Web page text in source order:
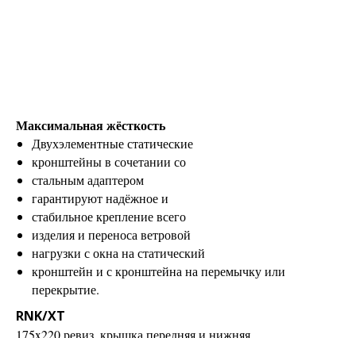
Максимальная жёсткость
Двухэлементные статические
кронштейны в сочетании со
стальным адаптером
гарантируют надёжное и
стабильное крепление всего
изделия и переноса ветровой
нагрузки с окна на статический
кронштейн и с кронштейна на перемычку или
перекрытие.
RNK/XT
175x220 ревиз. крышка передняя и нижняя